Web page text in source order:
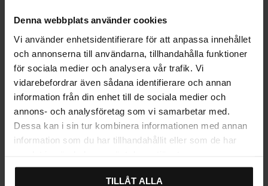
Denna webbplats använder cookies
Vi använder enhetsidentifierare för att anpassa innehållet
och annonserna till användarna, tillhandahålla funktioner
för sociala medier och analysera vår trafik. Vi
vidarebefordrar även sådana identifierare och annan
information från din enhet till de sociala medier och
annons- och analysföretag som vi samarbetar med.
Dessa kan i sin tur kombinera informationen med annan
information som du har tillhandahållit eller som de har
TILLÅT ALLA
Knage 1890 – Rustfrit stål
På lager